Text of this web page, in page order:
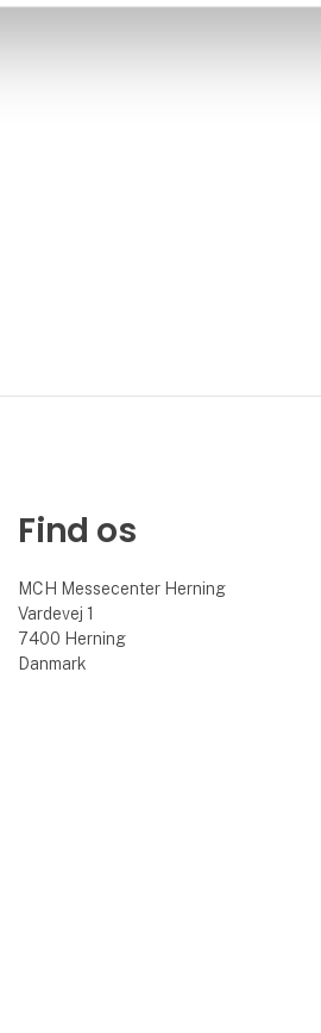
Find os
MCH Messecenter Herning
Vardevej 1
7400 Herning
Danmark